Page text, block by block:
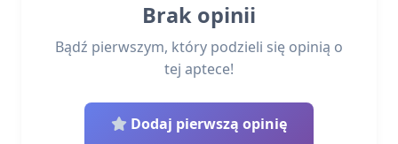
Brak opinii
Bądź pierwszym, który podzieli się opinią o
tej aptece!
Dodaj pierwszą opinię